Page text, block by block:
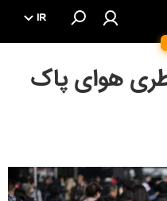
IR
بطری هوای پاک